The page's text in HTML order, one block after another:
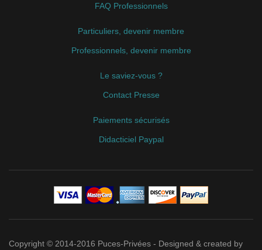
FAQ Professionnels
Particuliers, devenir membre
Professionnels, devenir membre
Le saviez-vous ?
Contact Presse
Paiements sécurisés
Didacticiel Paypal
Copyright © 2014-2016 Puces-Privées - Designed & created by